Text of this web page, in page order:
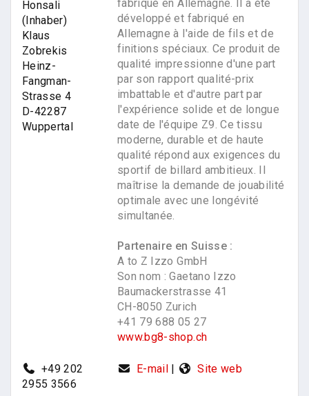
Honsali
(Inhaber)
Klaus
Zobrekis
Heinz-
Fangman-
Strasse 4
D-42287
Wuppertal
fabriqué en Allemagne. Il a été
développé et fabriqué en
Allemagne à l'aide de fils et de
finitions spéciaux. Ce produit de
qualité impressionne d'une part
par son rapport qualité-prix
imbattable et d'autre part par
l'expérience solide et de longue
date de l'équipe Z9. Ce tissu
moderne, durable et de haute
qualité répond aux exigences du
sportif de billard ambitieux. Il
maîtrise la demande de jouabilité
optimale avec une longévité
simultanée.
Partenaire en Suisse :
A to Z Izzo GmbH
Son nom : Gaetano Izzo
Baumackerstrasse 41
CH-8050 Zurich
+41 79 688 05 27
www.bg8-shop.ch
+49 202
2955 3566
E-mail | Site web